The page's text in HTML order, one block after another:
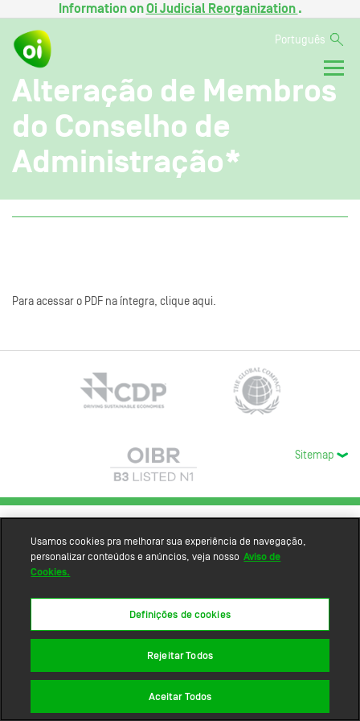
Information onOi Judicial Reorganization .
Português
Alteração de Membros
do Conselho de
Administração*
Para acessar o PDF na íntegra, clique aqui.
Sitemap
Usamos cookies pra melhorar sua experiência de navegação,
personalizar conteúdos e anúncios, veja nosso Aviso de
Cookies.
Definições de cookies
Rejeitar Todos
Aceitar Todos